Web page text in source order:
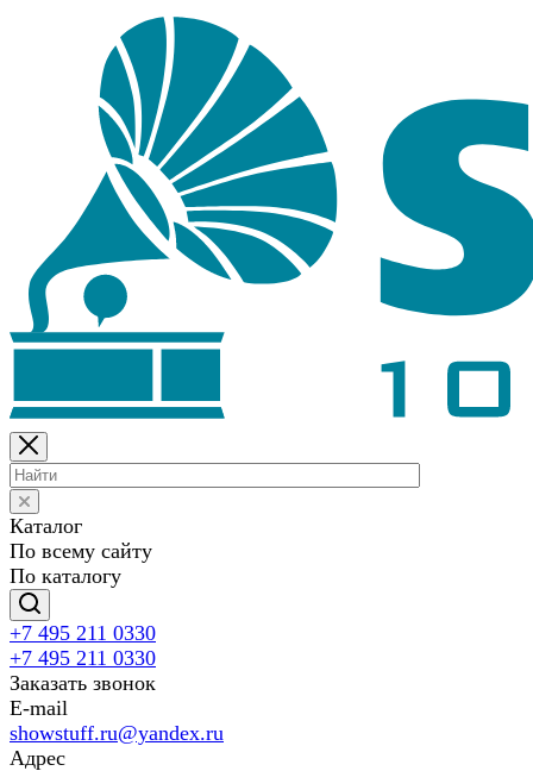
Каталог
По всему сайту
По каталогу
+7 495 211 0330
+7 495 211 0330
Заказать звонок
E-mail
showstuff.ru@yandex.ru
Адрес